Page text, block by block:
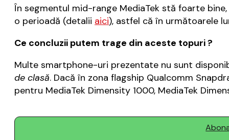
În segmentul mid-range MediaTek stă foarte
o perioadă (detalii aici), astfel că în următoarele
Ce concluzii putem trage din aceste topuri ?
Multe smartphone-uri prezentate nu sunt
de clasă. Dacă în zona flagship Qualcomm
pentru MediaTek Dimensity 1000, MediaTek